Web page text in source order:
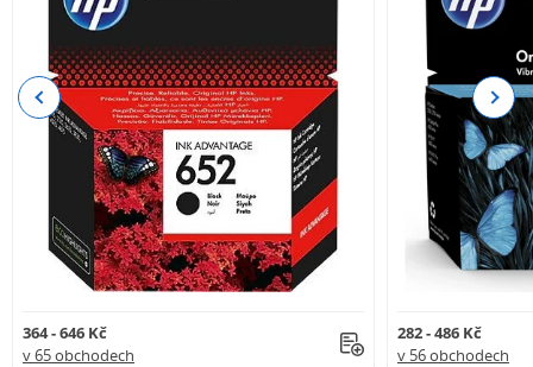
364 - 646 Kč
v 65 obchodech
282 - 486 Kč
v 56 obchodech
Previous Next